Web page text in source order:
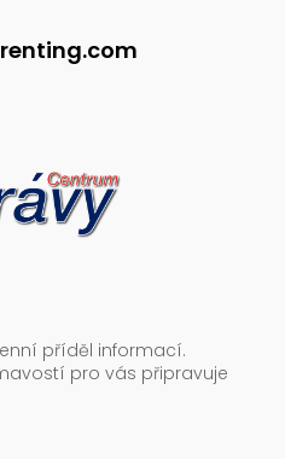
příděl informací.
pro vás připravuje